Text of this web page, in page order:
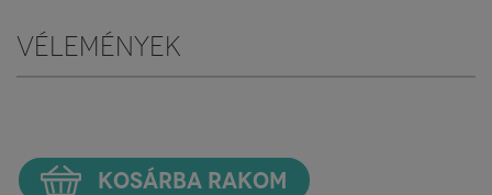
Vélemények
KOSÁRBA RAKOM